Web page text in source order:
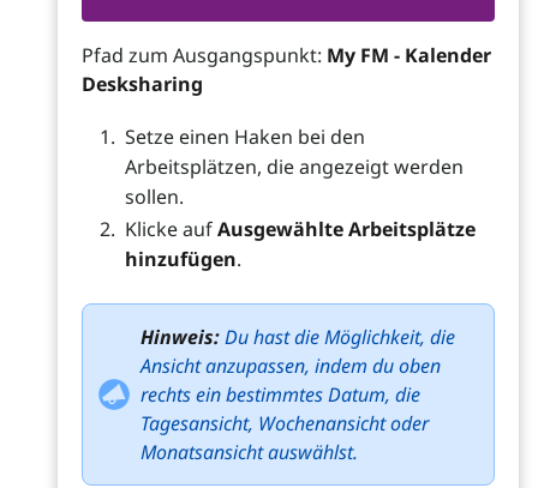
Pfad zum Ausgangspunkt: My FM - Kalender
Desksharing
Setze einen Haken bei den
Arbeitsplätzen, die angezeigt werden
sollen.
Klicke aufAusgewählte Arbeitsplätze
hinzufügen.
Hinweis:Du hast die Möglichkeit, die
Ansicht anzupassen, indem du oben
rechts ein bestimmtes Datum, die
Tagesansicht, Wochenansicht oder
Monatsansicht auswählst.